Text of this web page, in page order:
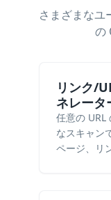
さまざまなユ
の
リンク/
ネレータ
任意の URL
なスキャン
ページ、リ